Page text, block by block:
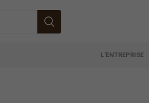
L'ENTREPRISE